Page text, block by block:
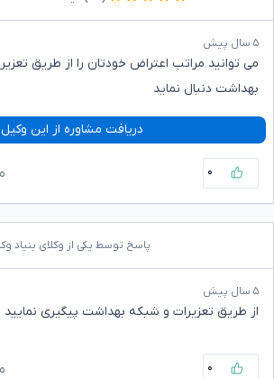
۵ سال پیش
می توانید مراتب اعتراض خودتان را از طریق
بهداشت دنبال نماید
دریافت مشاوره از این وکیل
۰
پاسخ توسط یکی از وکلای بنیاد
۵ سال پیش
از طریق تعزیرات و شبکه بهداشت پیگیری نمایید
۰